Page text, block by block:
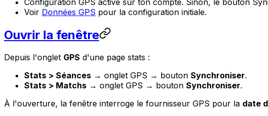
Configuration GPS active sur ton compte. Sinon, le bouton
Voir Données GPS pour la configuration initiale.
Ouvrir la fenêtre
Depuis l'onglet GPS d'une page stats :
Stats > Séances → onglet GPS → bouton Synchroniser.
Stats > Matchs → onglet GPS → bouton Synchroniser.
À l'ouverture, la fenêtre interroge le fournisseur GPS pour la date